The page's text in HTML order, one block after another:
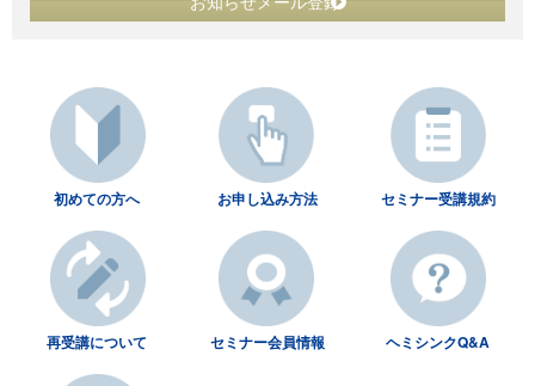
初めての方へ お申し込み方法 セミナー受講規約
再受講について セミナー会員情報 ヘミシンクQ&A